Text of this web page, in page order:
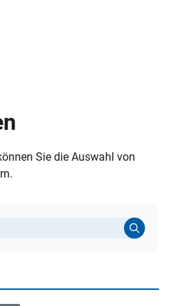
Sie die Auswahl von